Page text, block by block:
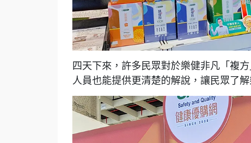
四天下來，許多民眾對於樂健非凡「複
人員也能提供更清楚的解說，讓民眾了